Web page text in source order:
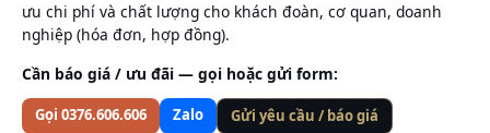
ưu chi phí và chất lượng cho khách đoàn, cơ quan, doanh
nghiệp (hóa đơn, hợp đồng).
Cần báo giá / ưu đãi — gọi hoặc gửi form:
Gọi 0376.606.606 Zalo Gửi yêu cầu / báo giá